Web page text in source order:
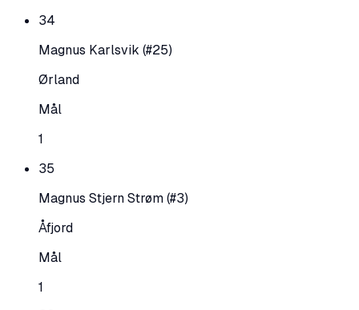
34
Magnus Karlsvik (#25)
Ørland
Mål
1
35
Magnus Stjern Strøm(#3)
Åfjord
Mål
1